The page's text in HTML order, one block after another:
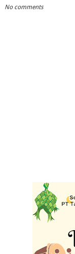
No comments